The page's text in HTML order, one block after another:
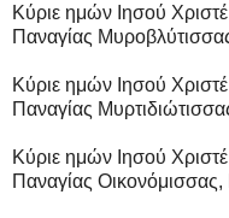
Κύριε ημών Ιησού
Παναγίας
Κύριε ημών Ιησού
Παναγίας
Κύριε ημών Ιησού
Παναγίας